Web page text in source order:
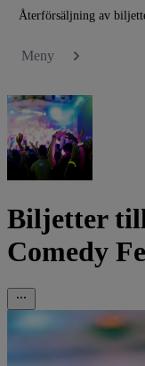
Återförsäljning av
Meny
Biljetter
Comedy